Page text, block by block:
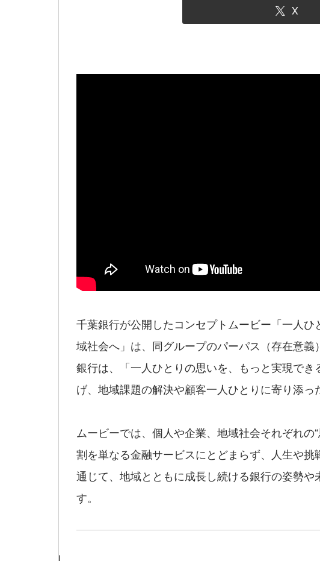
X
千葉銀行が公開したコンセプトムービー「一人
域社会へ」は、同グループのパーパス（存在意
銀行は、「一人ひとりの思いを、もっと実現で
げ、地域課題の解決や顧客一人ひとりに寄り添っ
ムービーでは、個人や企業、地域社会それぞれの
割を単なる金融サービスにとどまらず、人生や
通じて、地域とともに成長し続ける銀行の姿勢
す。